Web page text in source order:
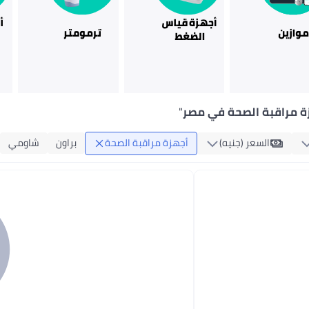
مراقبة الصحة في مصر"
السعر (جنيه) أجهزة مراقبة الصحة براون شاومي